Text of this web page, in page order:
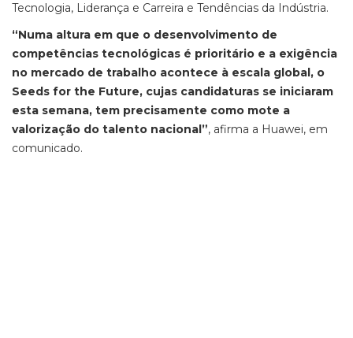
Tecnologia, Liderança e Carreira e Tendências da Indústria.
“Numa altura em que o desenvolvimento de
competências tecnológicas é prioritário e a exigência
no mercado de trabalho acontece à escala global, o
Seeds for the Future, cujas candidaturas se iniciaram
esta semana, tem precisamente como mote a
valorização do talento nacional”, afirma a Huawei, em
comunicado.